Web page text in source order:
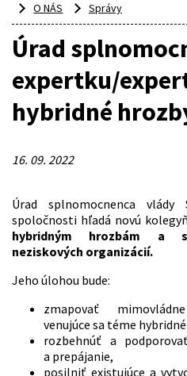
O NÁS
Správy
Úrad
expertku/
hybridné
16. 09. 2022
Úrad splnomocnenca
spoločnosti hľadá novú
hybridným hrozbám a
neziskových organizácií.
Jeho úlohou bude:
zmapovať
venujúce sa téme
rozbehnúť a
a prepájanie,
posilniť existujúce a